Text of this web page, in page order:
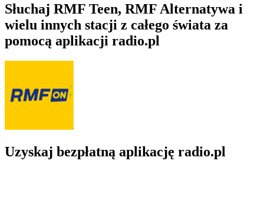
Słuchaj RMF Teen, RMF Alternatywa i
wielu innych stacji z całego świata za
pomocą aplikacji radio.pl
Uzyskaj bezpłatną aplikację radio.pl